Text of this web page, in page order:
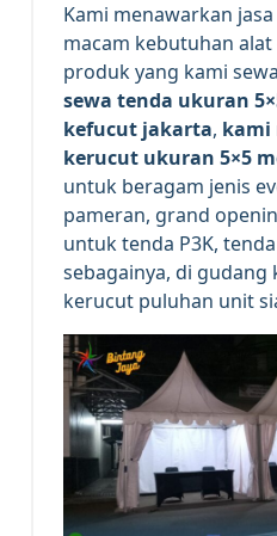
Kami menawarkan
macam kebutuhan
produk yang kami
sewa tenda ukuran
kefucut jakarta, kami
kerucut ukuran 5×5
untuk beragam jenis
pameran, grand
untuk tenda P3K,
sebagainya, di gudang
kerucut puluhan unit